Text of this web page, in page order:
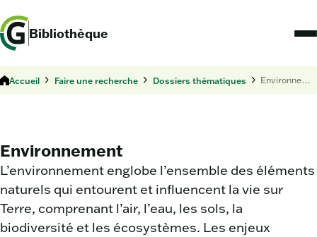
Bibliothèque
Accueil Faire une recherche Dossiers thématiques Environnement
Environnement
L’environnement englobe l’ensemble des éléments
naturels qui entourent et influencent la vie sur
Terre, comprenant l’air, l’eau, les sols, la
biodiversité et les écosystèmes. Les enjeux